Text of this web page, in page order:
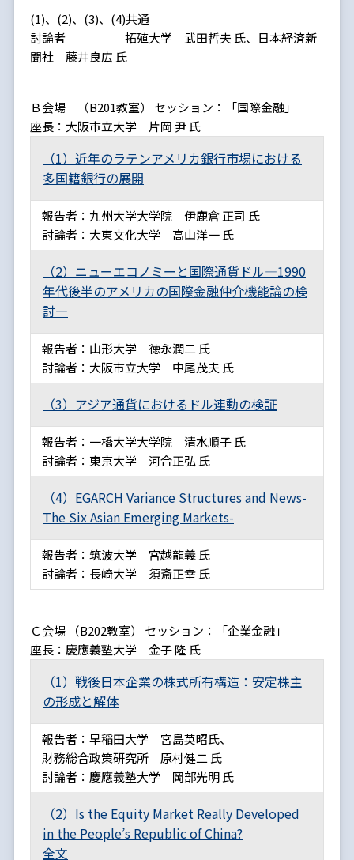
(1)、(2)、(3)、(4)共通
討論者 拓殖大学 武田哲夫 氏、日本経済新
聞社 藤井良広 氏
Ｂ会場 （B201教室） セッション：「国際金融」
座長：大阪市立大学 片岡 尹 氏
（1）近年のラテンアメリカ銀行市場における
多国籍銀行の展開
報告者：九州大学大学院 伊鹿倉 正司 氏
討論者：大東文化大学 高山洋一 氏
（2）ニューエコノミーと国際通貨ドル―1990
年代後半のアメリカの国際金融仲介機能論の検
討―
報告者：山形大学 徳永潤二 氏
討論者：大阪市立大学 中尾茂夫 氏
（3）アジア通貨におけるドル連動の検証
報告者：一橋大学大学院 清水順子 氏
討論者：東京大学 河合正弘 氏
（4）EGARCH Variance Structures and News-
The Six Asian Emerging Markets-
報告者：筑波大学 宮越龍義 氏
討論者：長崎大学 須斎正幸 氏
Ｃ会場 （B202教室） セッション：「企業金融」
座長：慶應義塾大学 金子 隆 氏
（1）戦後日本企業の株式所有構造：安定株主
の形成と解体
報告者：早稲田大学 宮島英昭氏、
財務総合政策研究所 原村健二 氏
討論者：慶應義塾大学 岡部光明 氏
（2）Is the Equity Market Really Developed
in the People’s Republic of China?
全文